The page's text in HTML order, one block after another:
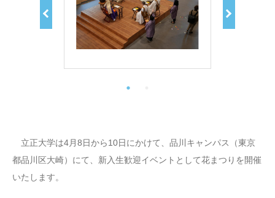
立正大学は4月8日から10日にかけて、品川キャンパス（東京
都品川区大崎）にて、新入生歓迎イベントとして花まつりを開催
いたします。